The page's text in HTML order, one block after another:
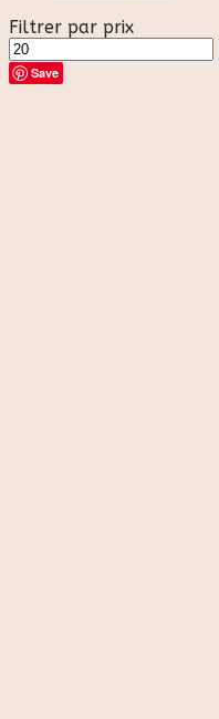
Filtrer par prix
Prix
minSave